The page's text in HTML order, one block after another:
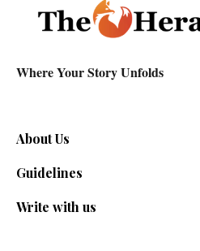
Where Your Story Unfolds
About Us
Guidelines
Write with us